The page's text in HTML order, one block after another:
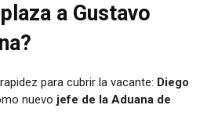
a Gustavo
para cubrir la vacante: Diego
nuevo jefe de la Aduana de